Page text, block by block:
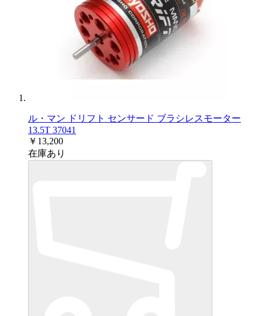
ル・マン ドリフト センサード ブラシレスモーター
13.5T 37041
￥13,200
在庫あり